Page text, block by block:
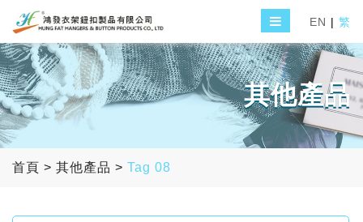
EN | 繁
其他產品
首頁 > 其他產品 > Tag 08